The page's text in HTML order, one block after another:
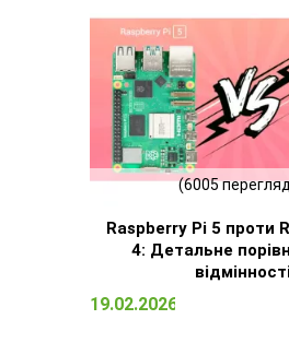
(6005
Raspberry Pi 5 проти
4: Детальне
19.02.2026 13:13